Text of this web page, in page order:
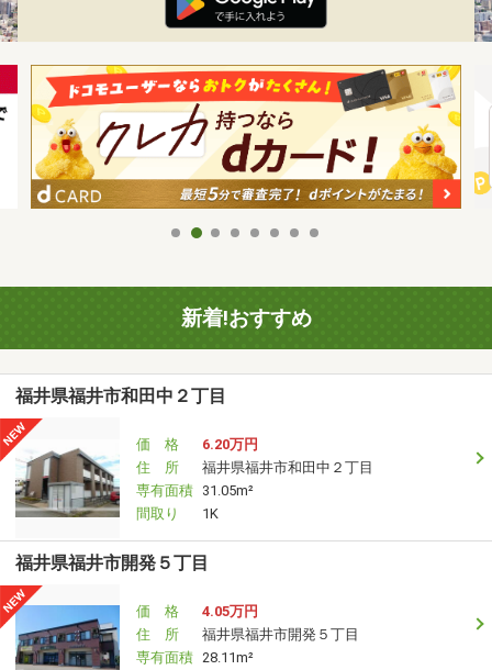
新着!おすすめ
福井県福井市和田中２丁目
価 格
6.20万円
住 所
福井県福井市和田中２丁目
専有面積 31.05m²
間取り
1K
福井県福井市開発５丁目
価 格
4.05万円
住 所
福井県福井市開発５丁目
専有面積 28.11m²